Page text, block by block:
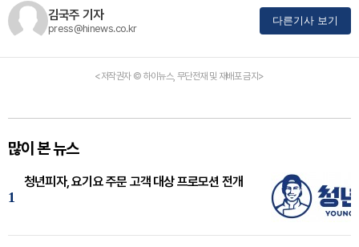
김국주 기자
press@hinews.co.kr
다른기사 보기
<저작권자 © 하이뉴스, 무단전재 및 재배포 금지>
많이 본 뉴스
1
청년피자, 요기요 주문 고객 대상 프로모션 전개